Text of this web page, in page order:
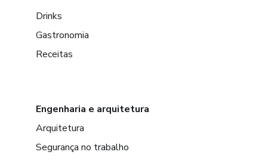
Drinks
Gastronomia
Receitas
Engenharia e arquitetura
Arquitetura
Segurança no trabalho